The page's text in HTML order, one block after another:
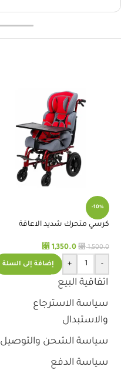
-10%
كرسي متحرك شديد الاعاقة
⃁1,500.0
⃁ 1,350.0
-
+ إضافة إلى السلة
اتفاقية البيع
سياسة الاسترجاع
والاستبدال
سياسة الشحن والتوصيل
سياسة الدفع